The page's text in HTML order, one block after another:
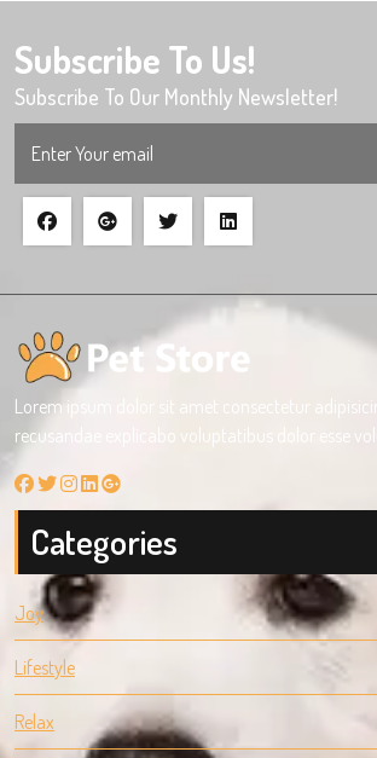
Subscribe To Us!
Subscribe To Our Monthly Newsletter!
for:
Lorem ipsum dolor sit amet consectetur
recusandae explicabo voluptatibus dolor esse
Categories
Joy
Lifestyle
Relax